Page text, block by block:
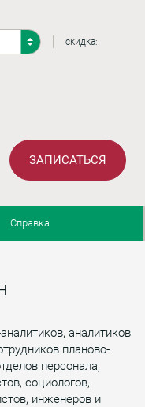
скидка:
ЗАПИСАТЬСЯ
Справка
аналитиков
планово-
персонала,
социологов,
инженеров и